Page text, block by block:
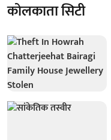
कोलकाता सिटी